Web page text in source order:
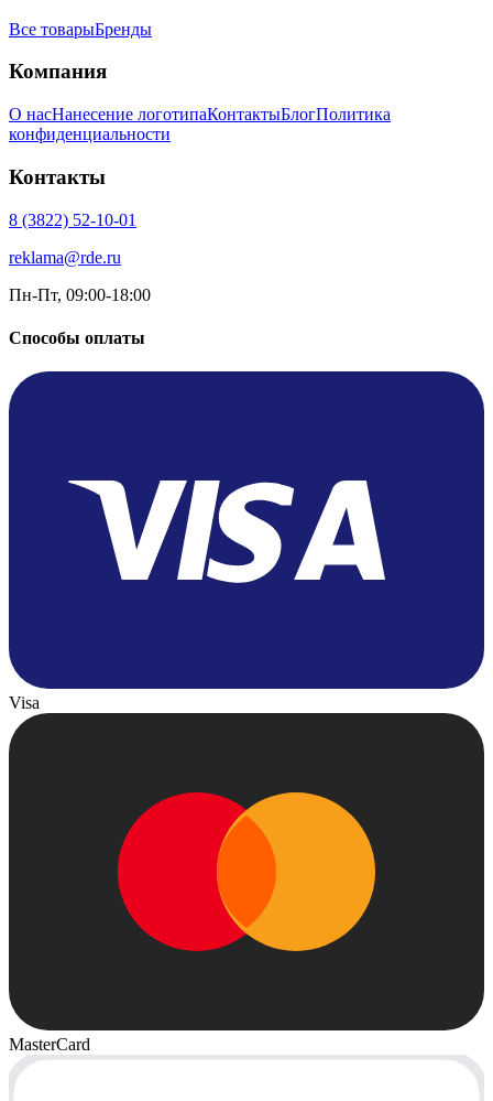
Все товарыБренды
Компания
О насНанесение логотипаКонтактыБлогПолитика
конфиденциальности
Контакты
8 (3822) 52-10-01
reklama@rde.ru
Пн-Пт, 09:00-18:00
Способы оплаты
Visa
MasterCard